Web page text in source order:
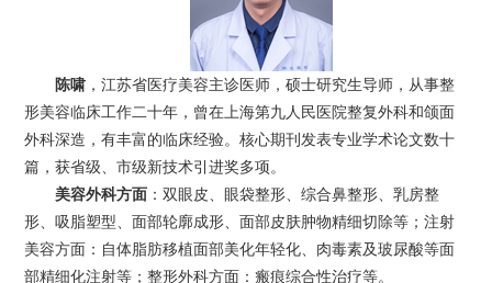
陈啸 ，江苏省医疗美容主诊医师，硕士研究生导师，从事整
形美容临床工作二十年，曾在上海第九人民医院整复外科和颌面
外科深造，有丰富的临床经验。核心期刊发表专业学术论文数十
篇，获省级、市级新技术引进奖多项。
美容外科方面 ：双眼皮、眼袋整形、综合鼻整形、乳房整
形、吸脂塑型、面部轮廓成形、面部皮肤肿物精细切除等；注射
美容方面：自体脂肪移植面部美化年轻化、肉毒素及玻尿酸等面
部精细化注射等；整形外科方面：瘢痕综合性治疗等。